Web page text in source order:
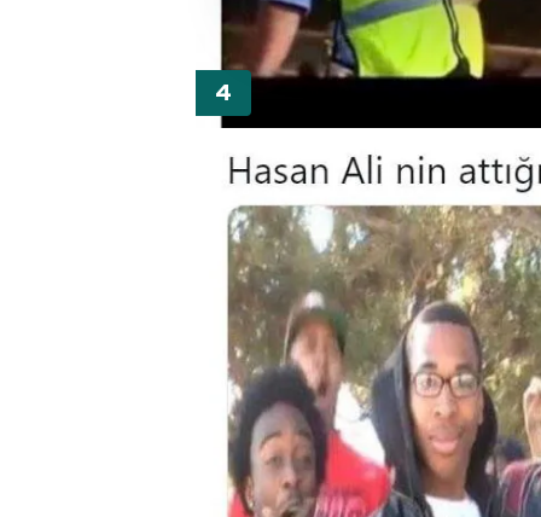
Sizlere daha iyi bir hizmet
çerezler vasıtasıyla çeşitli
amacıyla kullanılmaktadır.
Çerezlere ilişkin tercihlerinizi
butonuna tıklayabilir,Çerez
6698 sayılı Kişisel Verilerin
mevzuata uygun olarak